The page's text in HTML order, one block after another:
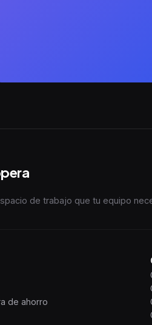
de trabajo que tu equipo
de ahorro